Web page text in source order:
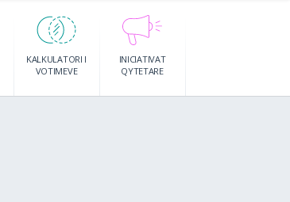
KALKULATORI I
VOTIMEVE
INICIATIVAT
QYTETARE